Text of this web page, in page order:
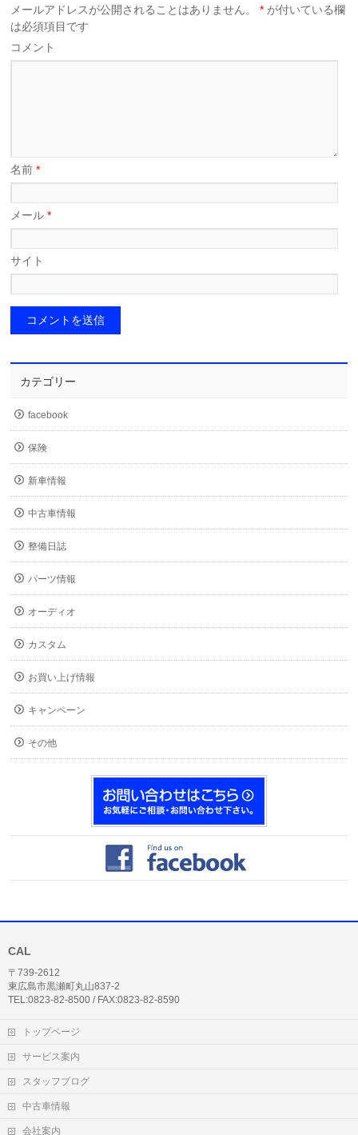
メールアドレスが公開されることはありません。 * が付いている欄
は必須項目です
コメント
名前*
メール*
サイト
カテゴリー
facebook
保険
新車情報
中古車情報
整備日誌
パーツ情報
オーディオ
カスタム
お買い上げ情報
キャンペーン
その他
CAL
〒739-2612
東広島市黒瀬町丸山837-2
TEL:0823-82-8500 / FAX:0823-82-8590
トップページ
サービス案内
スタッフブログ
中古車情報
会社案内